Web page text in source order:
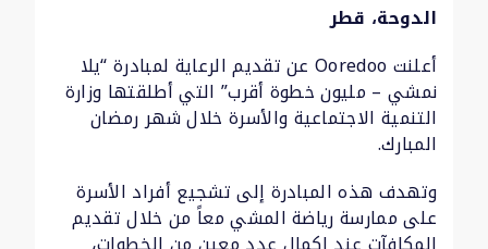
الدوحة، قطر
أعلنت Ooredoo عن تقديم الرعاية لمبادرة “يلا
نمشي – مليون خطوة أقرب” التي أطلقتها وزارة
التنمية الاجتماعية والأسرة خلال شهر رمضان
المبارك.
وتهدف هذه المبادرة إلى تشجيع أفراد الأسرة
على ممارسة رياضة المشي معاً من خلال تقديم